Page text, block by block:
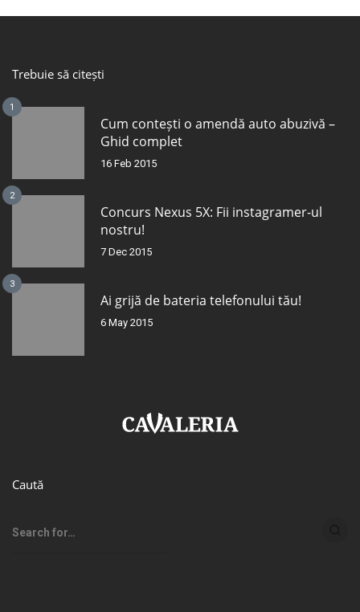
Trebuie să citești
1
Cum contești o amendă auto abuzivă –
Ghid complet
16 Feb 2015
2
Concurs Nexus 5X: Fii instagramer-ul
nostru!
7 Dec 2015
3
Ai grijă de bateria telefonului tău!
6 May 2015
Caută